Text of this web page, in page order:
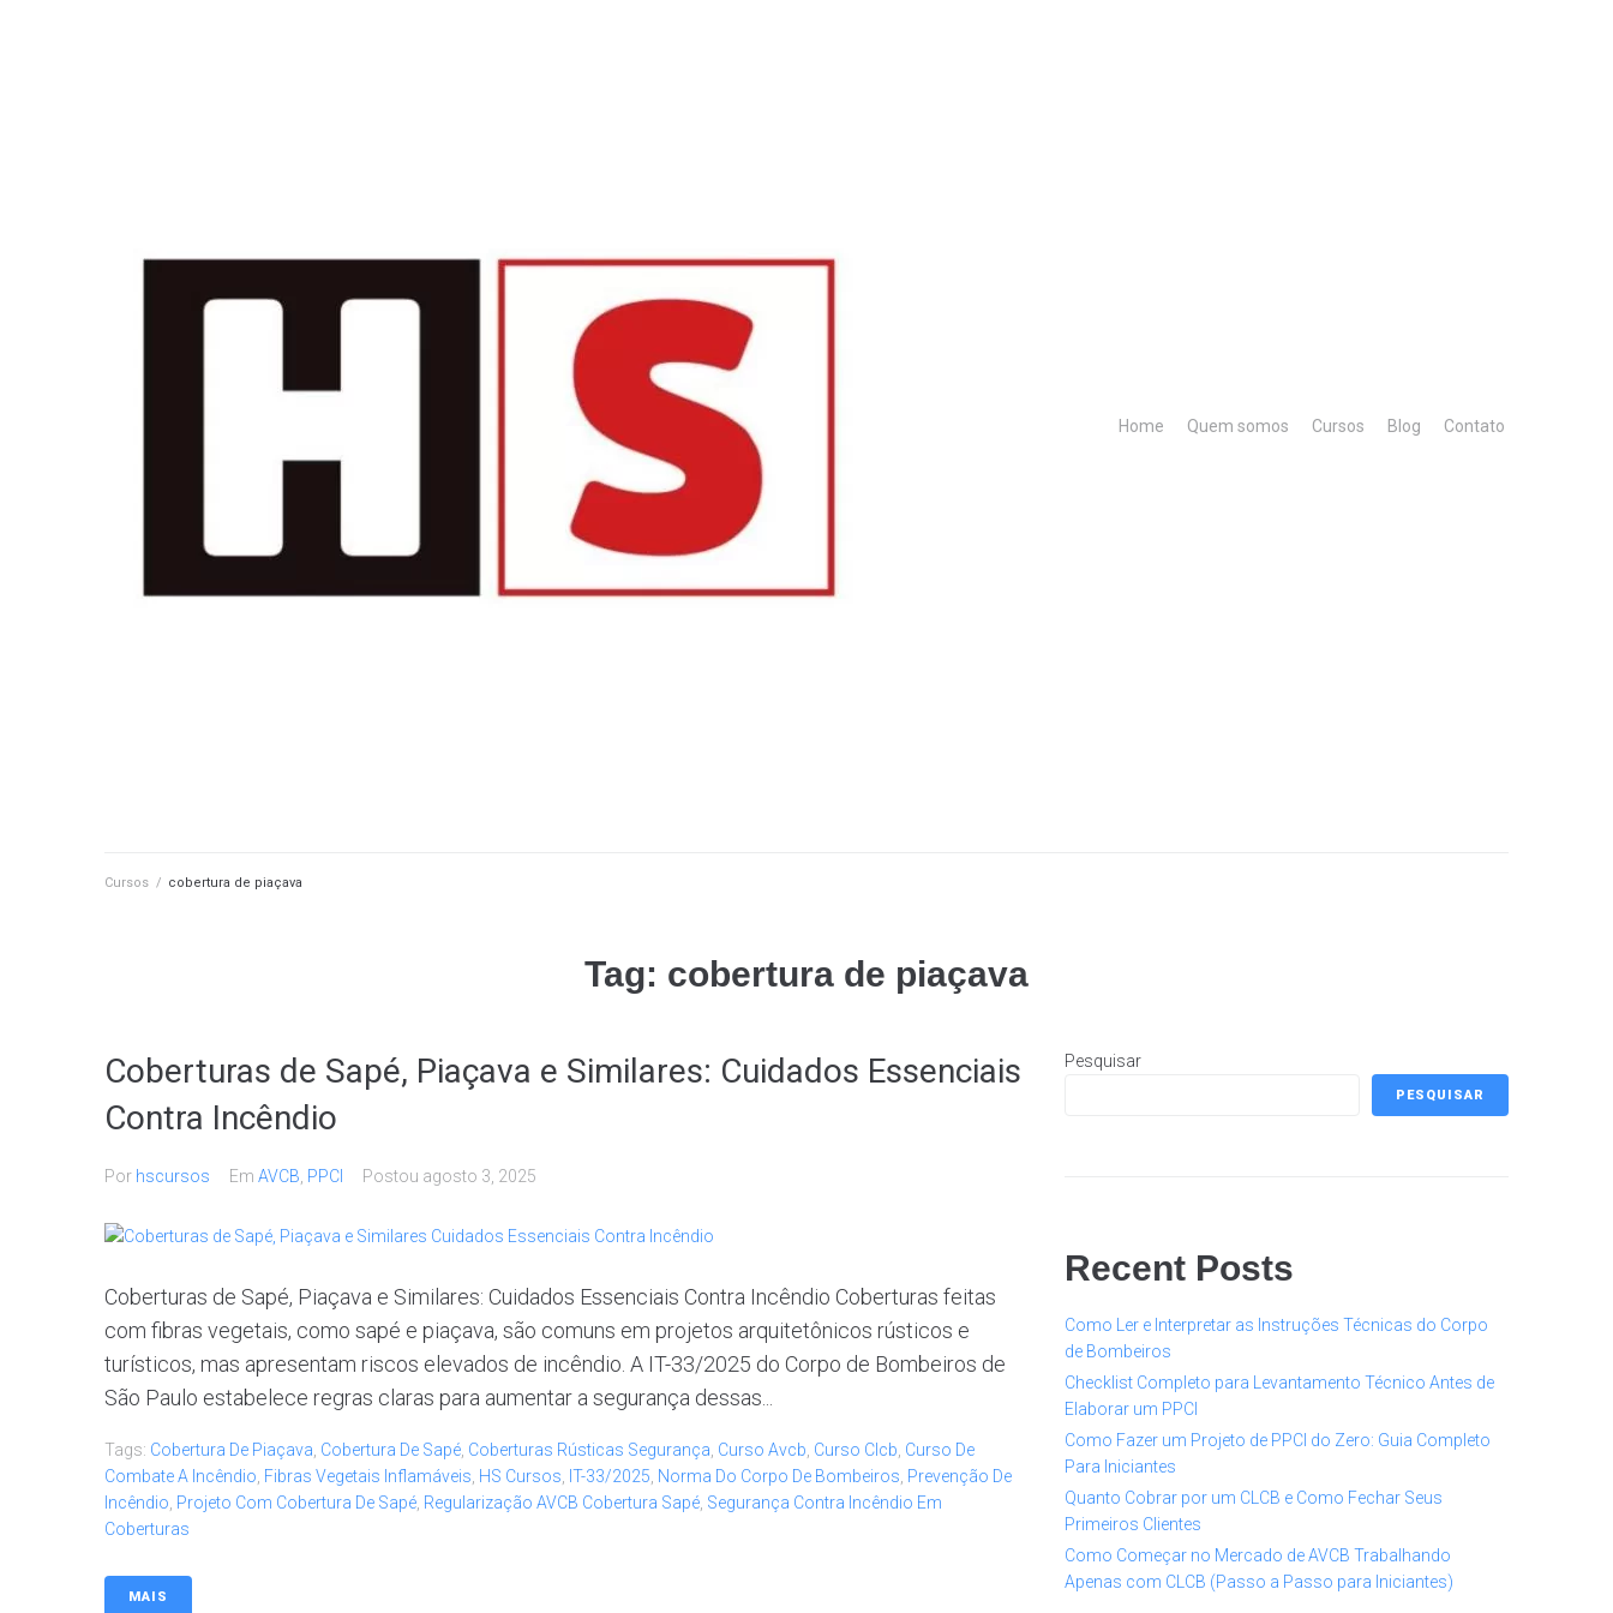
Home Quem somos Cursos Blog Contato
Cursos / cobertura de piaçava
Tag: cobertura de piaçava
Coberturas de Sapé, Piaçava e Similares: Cuidados Essenciais
Contra Incêndio
Por hscursos Em AVCB PPCI Postou agosto 3, 2025
Coberturas de Sapé, Piaçava e Similares: Cuidados Essenciais Contra Incêndio Coberturas feitas
com fibras vegetais, como sapé e piaçava, são comuns em projetos arquitetônicos rústicos e
turísticos, mas apresentam riscos elevados de incêndio. A IT-33/2025 do Corpo de Bombeiros de
São Paulo estabelece regras claras para aumentar a segurança dessas...
Tags: Cobertura De Piaçava Cobertura De Sapé Coberturas Rústicas Segurança Curso Avcb Curso Clcb Curso De
Combate A Incêndio Fibras Vegetais Inflamáveis HS Cursos IT-33/2025 Norma Do Corpo De Bombeiros Prevenção De
Incêndio Projeto Com Cobertura De Sapé Regularização AVCB Cobertura Sapé Segurança Contra Incêndio Em
Coberturas
MAIS
Pesquisar
PESQUISAR
Recent Posts
Como Ler e Interpretar as Instruções Técnicas do Corpo
de Bombeiros
Checklist Completo para Levantamento Técnico Antes de
Elaborar um PPCI
Como Fazer um Projeto de PPCI do Zero: Guia Completo
Para Iniciantes
Quanto Cobrar por um CLCB e Como Fechar Seus
Primeiros Clientes
Como Começar no Mercado de AVCB Trabalhando
Apenas com CLCB (Passo a Passo para Iniciantes)